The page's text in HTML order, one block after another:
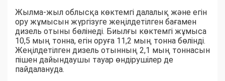
Жылма-жыл облысқа көктемгі далалық және егін
ору жұмысын жүргізуге жеңілдетілген бағамен
дизель отыны бөлінеді. Биылғы көктемгі жұмыса
10,5 мың тонна, егін оруға 11,2 мың тонна бөлінді.
Жеңілдетілген дизель отынның 2,1 мың тоннасын
пішен дайындаушы тауар өндірушілер де
пайдалануда.